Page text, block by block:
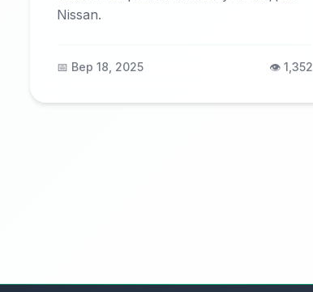
Nissan.
📅 Вер 18, 2025 👁️ 1,352